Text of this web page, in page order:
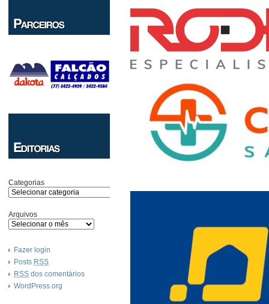
Categorias
Arquivos
Fazer login
Posts RSS
RSS dos comentários
WordPress.org